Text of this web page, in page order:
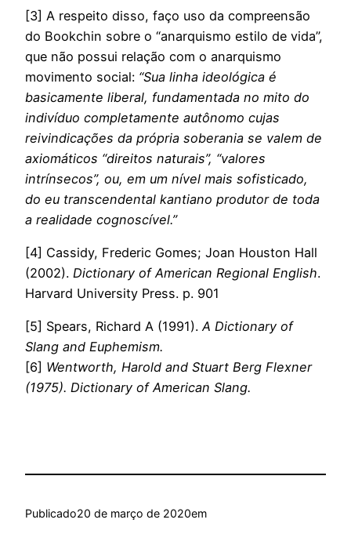
[3] A respeito disso, faço uso da compreensão
do Bookchin sobre o “anarquismo estilo de vida”,
que não possui relação com o anarquismo
movimento social: “Sua linha ideológica é
basicamente liberal, fundamentada no mito do
indivíduo completamente autônomo cujas
reivindicações da própria soberania se valem de
axiomáticos “direitos naturais”, “valores
intrínsecos”, ou, em um nível mais sofisticado,
do eu transcendental kantiano produtor de toda
a realidade cognoscível.”
[4] Cassidy, Frederic Gomes; Joan Houston Hall
(2002). Dictionary of American Regional English.
Harvard University Press. p. 901
[5] Spears, Richard A (1991).A Dictionary of
Slang and Euphemism.
[6] Wentworth, Harold and Stuart Berg Flexner
(1975). Dictionary of American Slang.
Publicado20 de março de 2020em